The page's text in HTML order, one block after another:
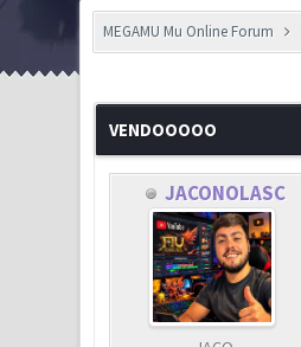
MEGAMU Mu Online Forum
VENDOOOOO
JACONOLASC